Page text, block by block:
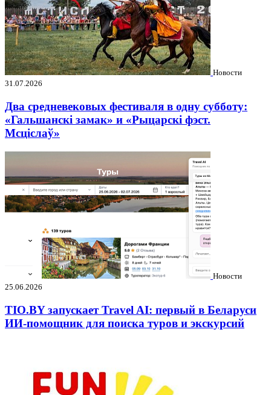
Новости
31.07.2026
Два средневековых фестиваля в одну субботу:
«Гальшанскі замак» и «Рыцарскі фэст.
Мсціслаў»
Новости
25.06.2026
TIO.BY запускает Travel AI: первый в Беларуси
ИИ-помощник для поиска туров и экскурсий